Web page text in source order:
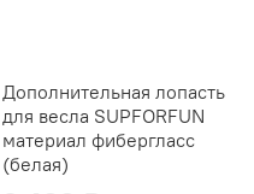
Дополнительная лопасть
для весла SUPFORFUN
материал фибергласс
(белая)